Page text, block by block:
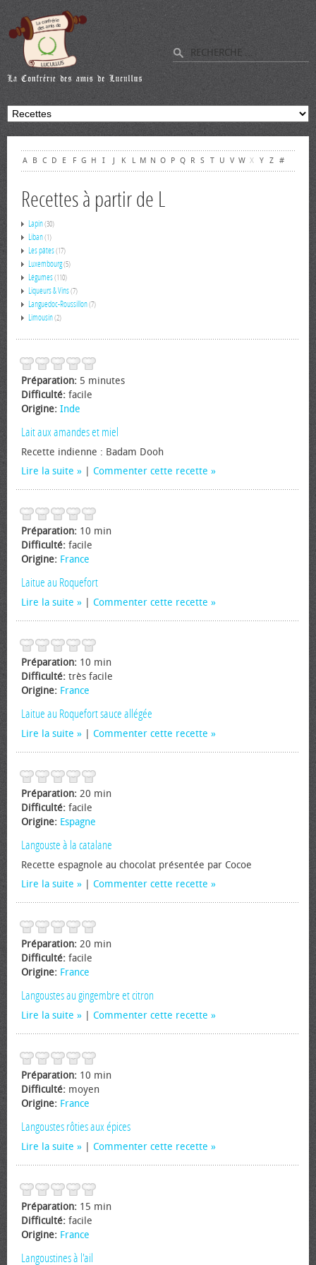
A B C D E F G H I J K L M N O P Q R S T U V W X Y Z #
Recettes à partir de L
Lapin(30)
Liban(1)
Les pâtes(17)
Luxembourg(5)
Légumes(110)
Liqueurs & Vins(7)
Languedoc-Roussillon(7)
Limousin(2)
Préparation: 5 minutes
Difficulté: facile
Origine: Inde
Lait aux amandes et miel
Recette indienne : Badam Dooh
Lire la suite
Commenter cette recette
Préparation: 10 min
Difficulté: facile
Origine: France
Laitue au Roquefort
Lire la suite Commenter cette recette
Préparation: 10 min
Difficulté: très facile
Origine: France
Laitue au Roquefort sauce allégée
Lire la suite Commenter cette recette
Préparation: 20 min
Difficulté: facile
Origine: Espagne
Langouste à la catalane
Recette espagnole au chocolat présentée par Cocoe
Lire la suite
Commenter cette recette
Préparation: 20 min
Difficulté: facile
Origine: France
Langoustes au gingembre et citron
Lire la suite Commenter cette recette
Préparation: 10 min
Difficulté: moyen
Origine: France
Langoustes rôties aux épices
Lire la suite Commenter cette recette
Préparation: 15 min
Difficulté: facile
Origine: France
Langoustines à l'ail